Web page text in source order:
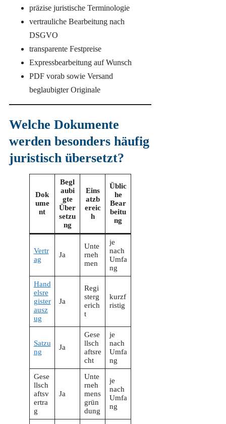
präzise juristische Terminologie
vertrauliche Bearbeitung nach
DSGVO
transparente Festpreise
Expressbearbeitung auf Wunsch
PDF vorab sowie Versand
beglaubigter Originale
Welche Dokumente
werden besonders häufig
juristisch übersetzt?
Dok
ume
nt
Begl
aubi
gte
Über
setzu
ng
Eins
atzb
ereic
h
Üblic
he
Bear
beitu
ng
Vertr
ag
Ja
Unte
rneh
men
je
nach
Umfa
ng
Hand
elsre
gister
ausz
ug
Ja
Regi
sterg
erich
t
kurzf
ristig
Satzu
ng
Ja
Gese
llsch
aftsre
cht
je
nach
Umfa
ng
Gese
llsch
aftsv
ertra
g
Ja
Unte
rneh
mens
grün
dung
je
nach
Umfa
ng